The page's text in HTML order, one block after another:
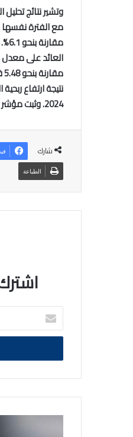
وتشير نتائج
2024. وثبت مؤشر مضاعف السعر/ القيمة الدفترية (‏P/B‏) عند نحو 1.6 مرة للفترتين.
شارك
الطباعة
اكتب
بريدك
الالكتروني